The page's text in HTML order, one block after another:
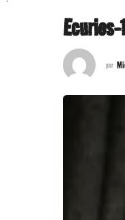
Ecuries-
par